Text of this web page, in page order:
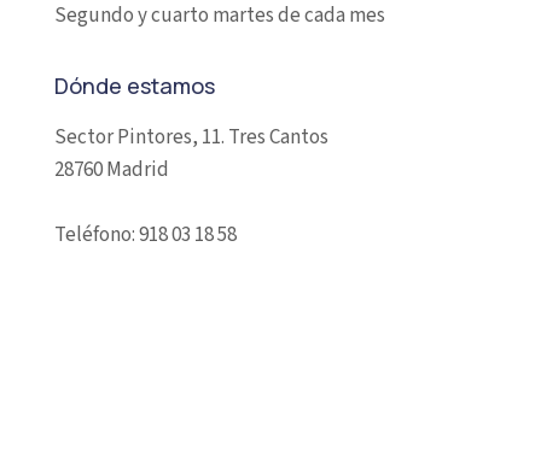
Segundo y cuarto martes de cada mes
Dónde estamos
Sector Pintores, 11. Tres Cantos
28760 Madrid
Teléfono: 918 03 18 58